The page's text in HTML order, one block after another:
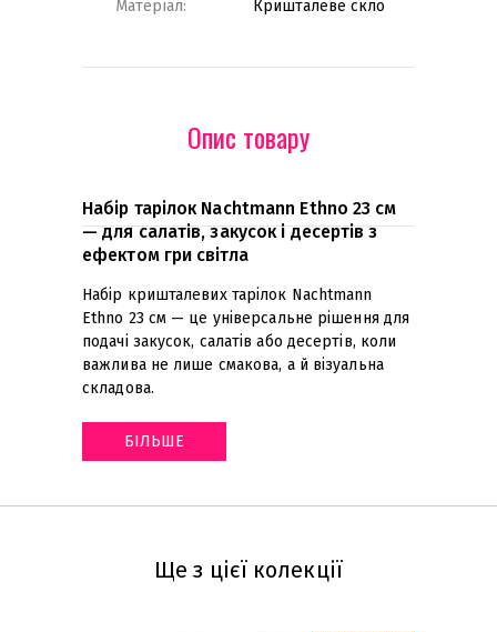
Матеріал:
Кришталеве скло
Опис товару
Набір тарілок Nachtmann Ethno 23 см
— для салатів, закусок і десертів з
ефектом гри світла
Набір кришталевих тарілок Nachtmann
Ethno 23 см — це універсальне рішення для
подачі закусок, салатів або десертів, коли
важлива не лише смакова, а й візуальна
складова.
БІЛЬШЕ
Ще з цієї колекції